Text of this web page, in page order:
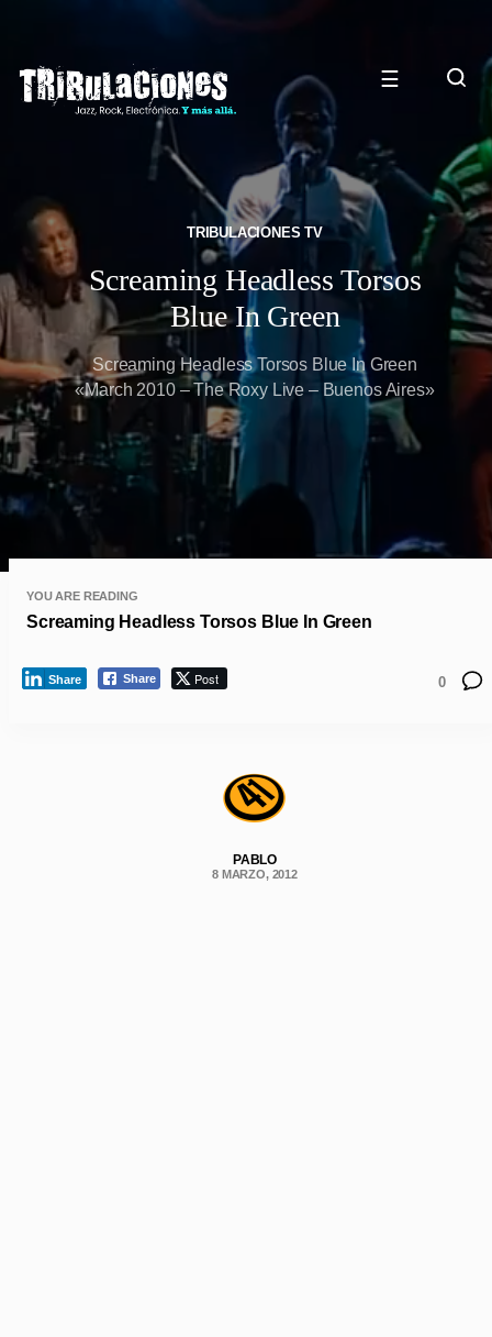
☰
TRIBULACIONES TV
Screaming Headless Torsos
Blue In Green
Screaming Headless Torsos Blue In Green
«March 2010 – The Roxy Live – Buenos Aires»
YOU ARE READING
Screaming Headless Torsos Blue In Green
Share Post
Share 0
PABLO
8 MARZO, 2012